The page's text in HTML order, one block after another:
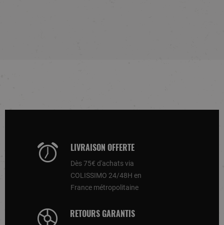
LIVRAISON OFFERTE
Dès 75€ d'achats via
COLISSIMO 24/48H en
France métropolitaine
RETOURS GARANTIS